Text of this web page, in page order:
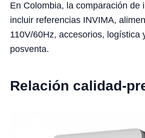
En Colombia, la comparación de
incluir referencias INVIMA,
110V/60Hz, accesorios, logística
posventa.
Relación calidad-